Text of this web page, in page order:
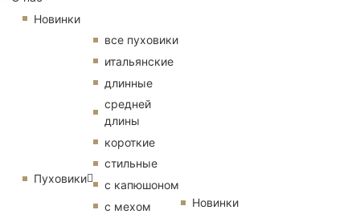
Новинки
Пуховики
все пуховики
итальянские
длинные
средней
длины
короткие
стильные
с капюшоном
с мехом
Новинки